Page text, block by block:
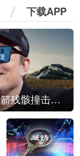
下载APP
SpaceX火箭残骸撞击月球